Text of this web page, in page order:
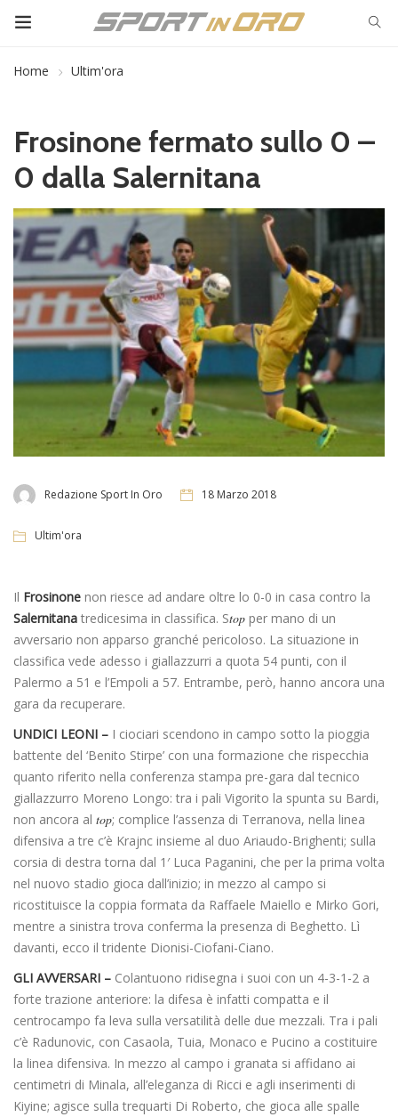
Home Ultim'ora
Frosinone fermato sullo 0 –
0 dalla Salernitana
Redazione Sport In Oro 18 Marzo 2018
Ultim'ora
Il Frosinone non riesce ad andare oltre lo 0-0 in casa contro la
Salernitana tredicesima in classifica. Stop per mano di un
avversario non apparso granché pericoloso. La situazione in
classifica vede adesso i giallazzurri a quota 54 punti, con il
Palermo a 51 e l’Empoli a 57. Entrambe, però, hanno ancora una
gara da recuperare.
UNDICI LEONI – I ciociari scendono in campo sotto la pioggia
battente del ‘Benito Stirpe’ con una formazione che rispecchia
quanto riferito nella conferenza stampa pre-gara dal tecnico
giallazzurro Moreno Longo: tra i pali Vigorito la spunta su Bardi,
non ancora al top; complice l’assenza di Terranova, nella linea
difensiva a tre c’è Krajnc insieme al duo Ariaudo-Brighenti; sulla
corsia di destra torna dal 1′ Luca Paganini, che per la prima volta
nel nuovo stadio gioca dall’inizio; in mezzo al campo si
ricostituisce la coppia formata da Raffaele Maiello e Mirko Gori,
mentre a sinistra trova conferma la presenza di Beghetto. Lì
davanti, ecco il tridente Dionisi-Ciofani-Ciano.
GLI AVVERSARI – Colantuono ridisegna i suoi con un 4-3-1-2 a
forte trazione anteriore: la difesa è infatti compatta e il
centrocampo fa leva sulla versatilità delle due mezzali. Tra i pali
c’è Radunovic, con Casaola, Tuia, Monaco e Pucino a costituire
la linea difensiva. In mezzo al campo i granata si affidano ai
centimetri di Minala, all’eleganza di Ricci e agli inserimenti di
Kiyine; agisce sulla trequarti Di Roberto, che gioca alle spalle